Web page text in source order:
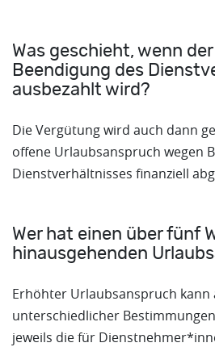
Was geschieht, wenn
Beendigung des
ausbezahlt wird?
Die Vergütung wird auch dann
offene Urlaubsanspruch wegen
Dienstverhältnisses finanziell
Wer hat einen über fünf
hinausgehenden
Erhöhter Urlaubsanspruch kann
unterschiedlicher
jeweils die für